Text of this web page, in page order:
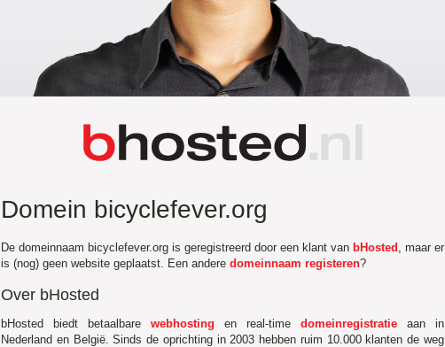
Domein bicyclefever.org
De domeinnaam bicyclefever.org is geregistreerd door een klant van bHosted
, maar er
is (nog) geen website geplaatst. Een andere domeinnaam registeren?
Over bHosted
bHosted biedt betaalbare webhosting en real-time domeinregistratie aan in
Nederland en België. Sinds de oprichting in 2003 hebben ruim 10.000 klanten de weg